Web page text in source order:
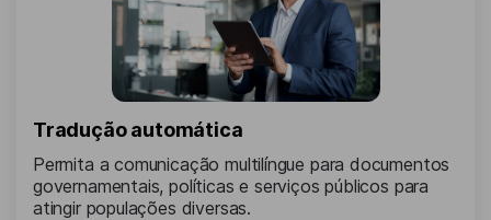
Tradução automática
Permita a comunicação multilíngue para documentos
governamentais, políticas e serviços públicos para
atingir populações diversas.